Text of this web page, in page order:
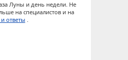
Луны и день недели. Не
на специалистов и на
ответы .